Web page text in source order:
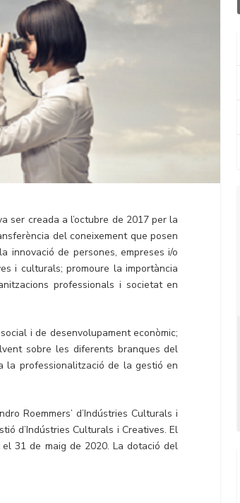
ser creada a l’octubre de 2017 per la
del coneixement que posen
innovació de persones, empreses i/o
i culturals; promoure la importància
professionals i societat en
i de desenvolupament econòmic;
sobre les diferents branques del
la professionalització de la gestió en
Roemmers’ d’Indústries Culturals i
d’Indústries Culturals i Creatives. El
31 de maig de 2020. La dotació del